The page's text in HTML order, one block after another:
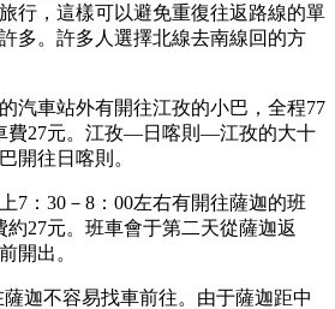
行，這樣可以避免重復往返路線的單
多。許多人選擇北線去南線回的方
汽車站外有開往江孜的小巴，全程77
費27元。江孜—日喀則—江孜的大十
開往日喀則。
7：30－8：00左右有開往薩迦的班
27元。班車會于第二天從薩迦返
開出。
薩迦不容易找車前往。由于薩迦距中